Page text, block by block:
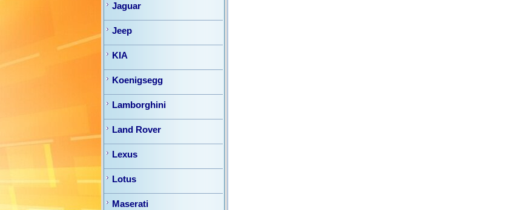
Jaguar
Jeep
KIA
Koenigsegg
Lamborghini
Land Rover
Lexus
Lotus
Maserati